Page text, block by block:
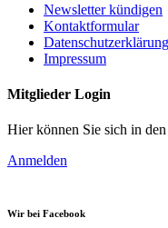
Newsletter kündigen
Kontaktformular
Datenschutzerklärung
Impressum
Mitglieder Login
Hier können Sie sich in
Anmelden
Wir bei Facebook